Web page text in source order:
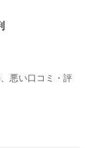
悪い口コミ・評